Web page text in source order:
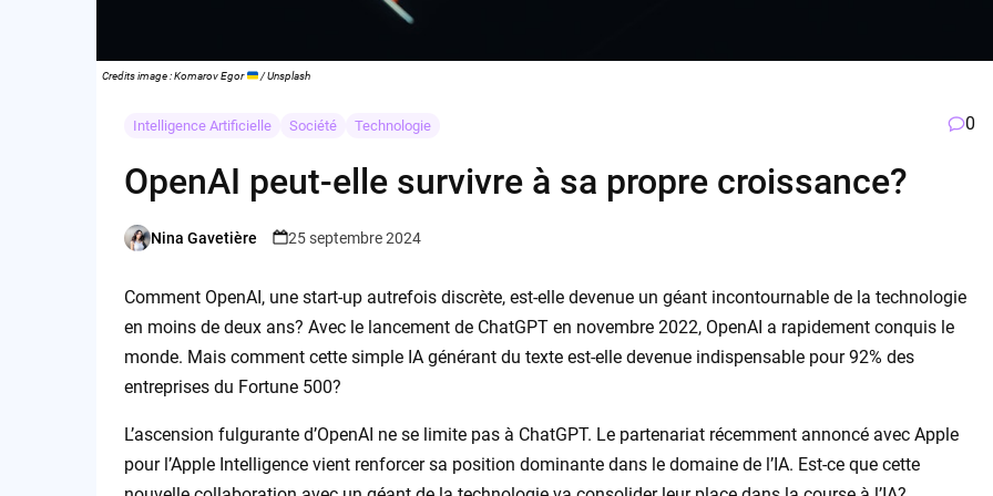
Credits image : Komarov Egor / Unsplash
Intelligence Artificielle Société Technologie 0
OpenAI peut-elle survivre à sa propre croissance?
Posted
Nina Gavetière 25 septembre 2024
Comment OpenAI, une start-up autrefois discrète, est-elle devenue un géant incontournable de la technologie
en moins de deux ans? Avec le lancement de ChatGPT en novembre 2022, OpenAI a rapidement conquis le
monde. Mais comment cette simple IA générant du texte est-elle devenue indispensable pour 92% des
entreprises du Fortune 500?
L’ascension fulgurante d’OpenAI ne se limite pas à ChatGPT. Le partenariat récemment annoncé avec Apple
pour l’Apple Intelligence vient renforcer sa position dominante dans le domaine de l’IA. Est-ce que cette